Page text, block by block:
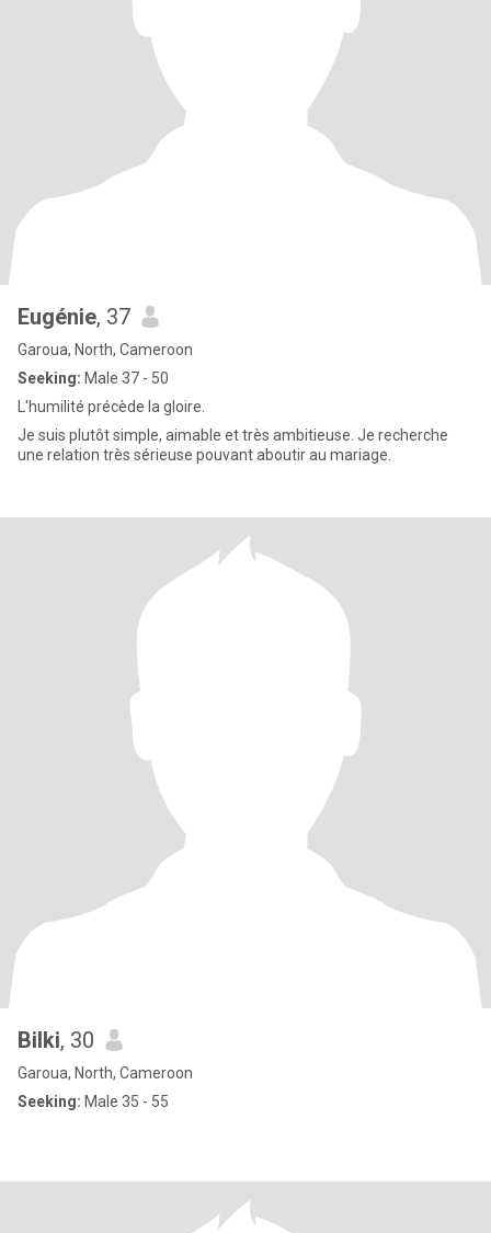
Eugénie, 37
Garoua, North, Cameroon
Seeking: Male 37 - 50
L'humilité précède la gloire.
Je suis plutôt simple, aimable et très ambitieuse. Je recherche
une relation très sérieuse pouvant aboutir au mariage.
Bilki, 30
Garoua, North, Cameroon
Seeking: Male 35 - 55